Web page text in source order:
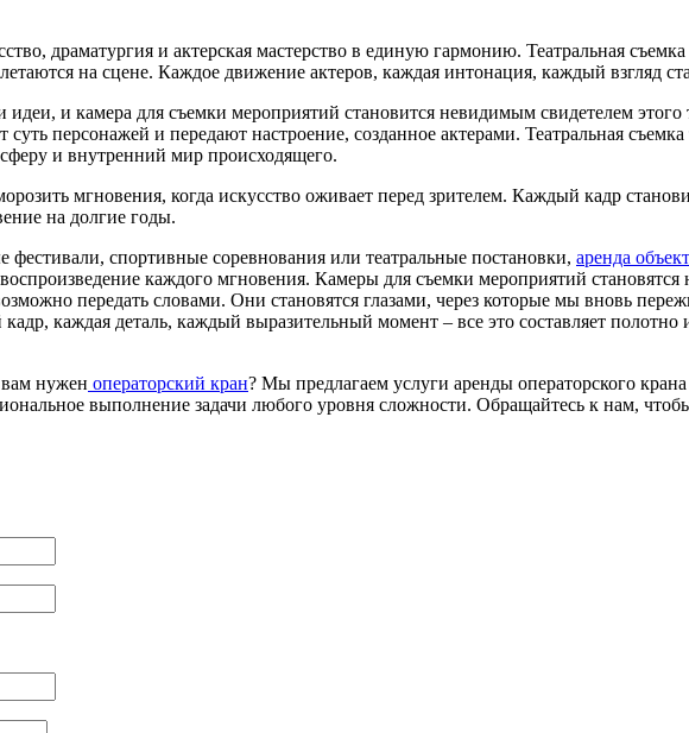
драматургия и актерская мастерство в единую гармонию. Театральная
на сцене. Каждое движение актеров, каждая интонация, каждый взгляд
и камера для съемки мероприятий становится невидимым свидетелем этого
персонажей и передают настроение, созданное актерами. Театральная
и внутренний мир происходящего.
мгновения, когда искусство оживает перед зрителем. Каждый кадр
на долгие годы.
спортивные соревнования или театральные постановки, аренда
каждого мгновения. Камеры для съемки мероприятий
передать словами. Они становятся глазами, через которые мы вновь
каждая деталь, каждый выразительный момент – все это составляет полотно
нужен операторский кран? Мы предлагаем услуги аренды операторского
выполнение задачи любого уровня сложности. Обращайтесь к нам,